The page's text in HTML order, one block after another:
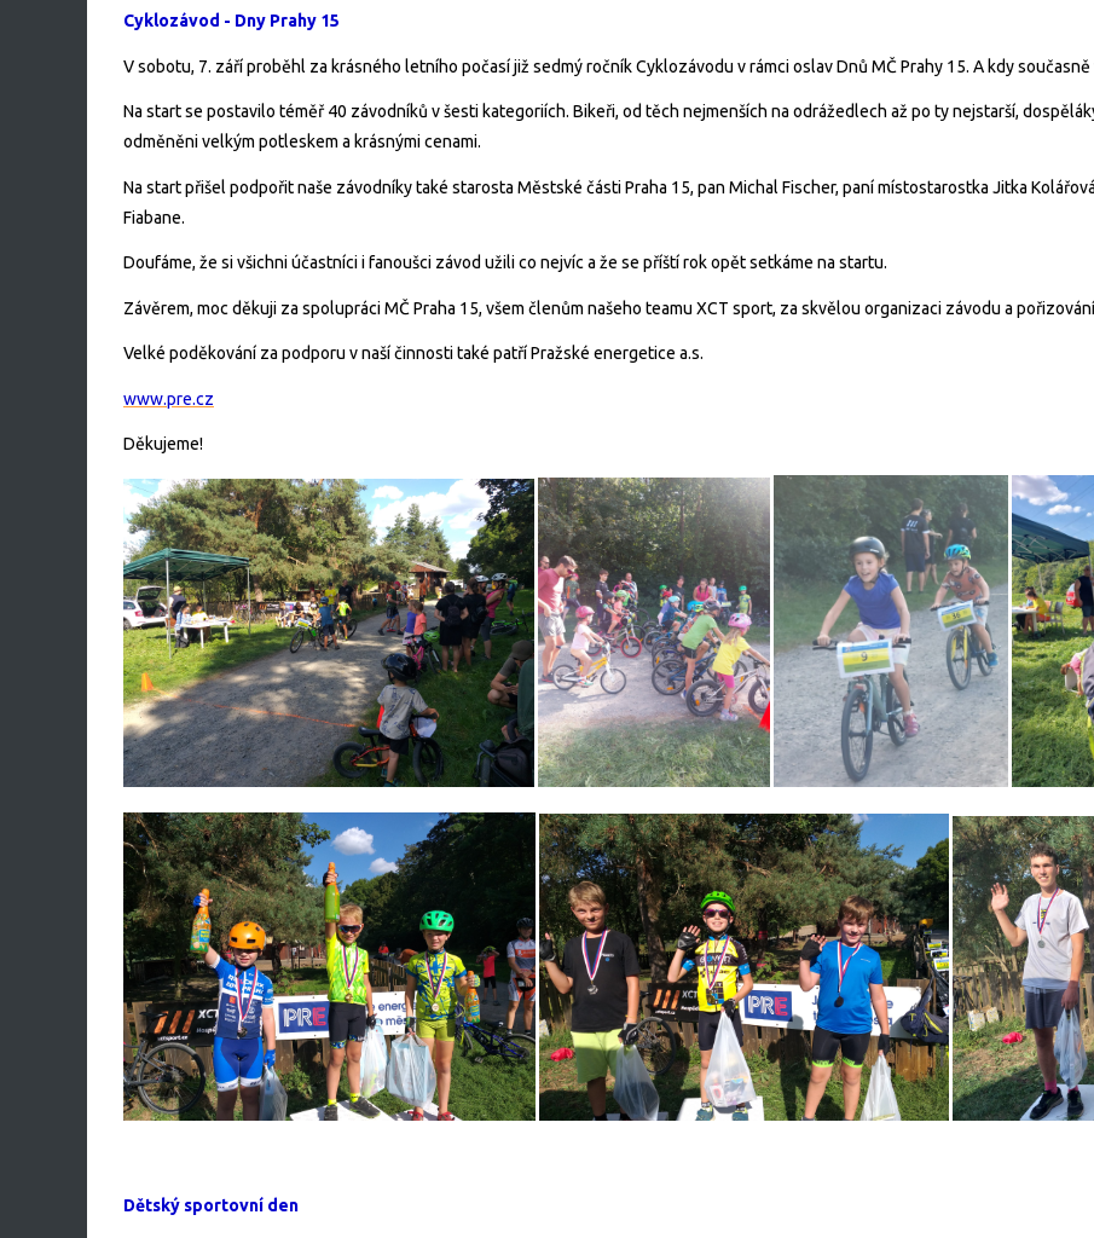
Cyklozávod - Dny Prahy 15
V sobotu, 7. září proběhl za krásného letního počasí již sedmý ročník Cyklozávodu v rámci oslav Dnů MČ Prahy 15. A kdy
Na start se postavilo téměř 40 závodníků v šesti kategoriích. Bikeři, od těch nejmenších na odrážedlech až po ty nejstarší,
odměněni velkým potleskem a krásnými cenami.
Na start přišel podpořit naše závodníky také starosta Městské části Praha 15, pan Michal Fischer, paní místostarostka Jitka
Fiabane.
Doufáme, že si všichni účastníci i fanoušci závod užili co nejvíc a že se příští rok opět setkáme na startu.
Závěrem, moc děkuji za spolupráci MČ Praha 15, všem členům našeho teamu XCT sport, za skvělou organizaci závodu a
Velké poděkování za podporu v naší činnosti také patří Pražské energetice a.s.
www.pre.cz
Děkujeme!
Dětský sportovní den